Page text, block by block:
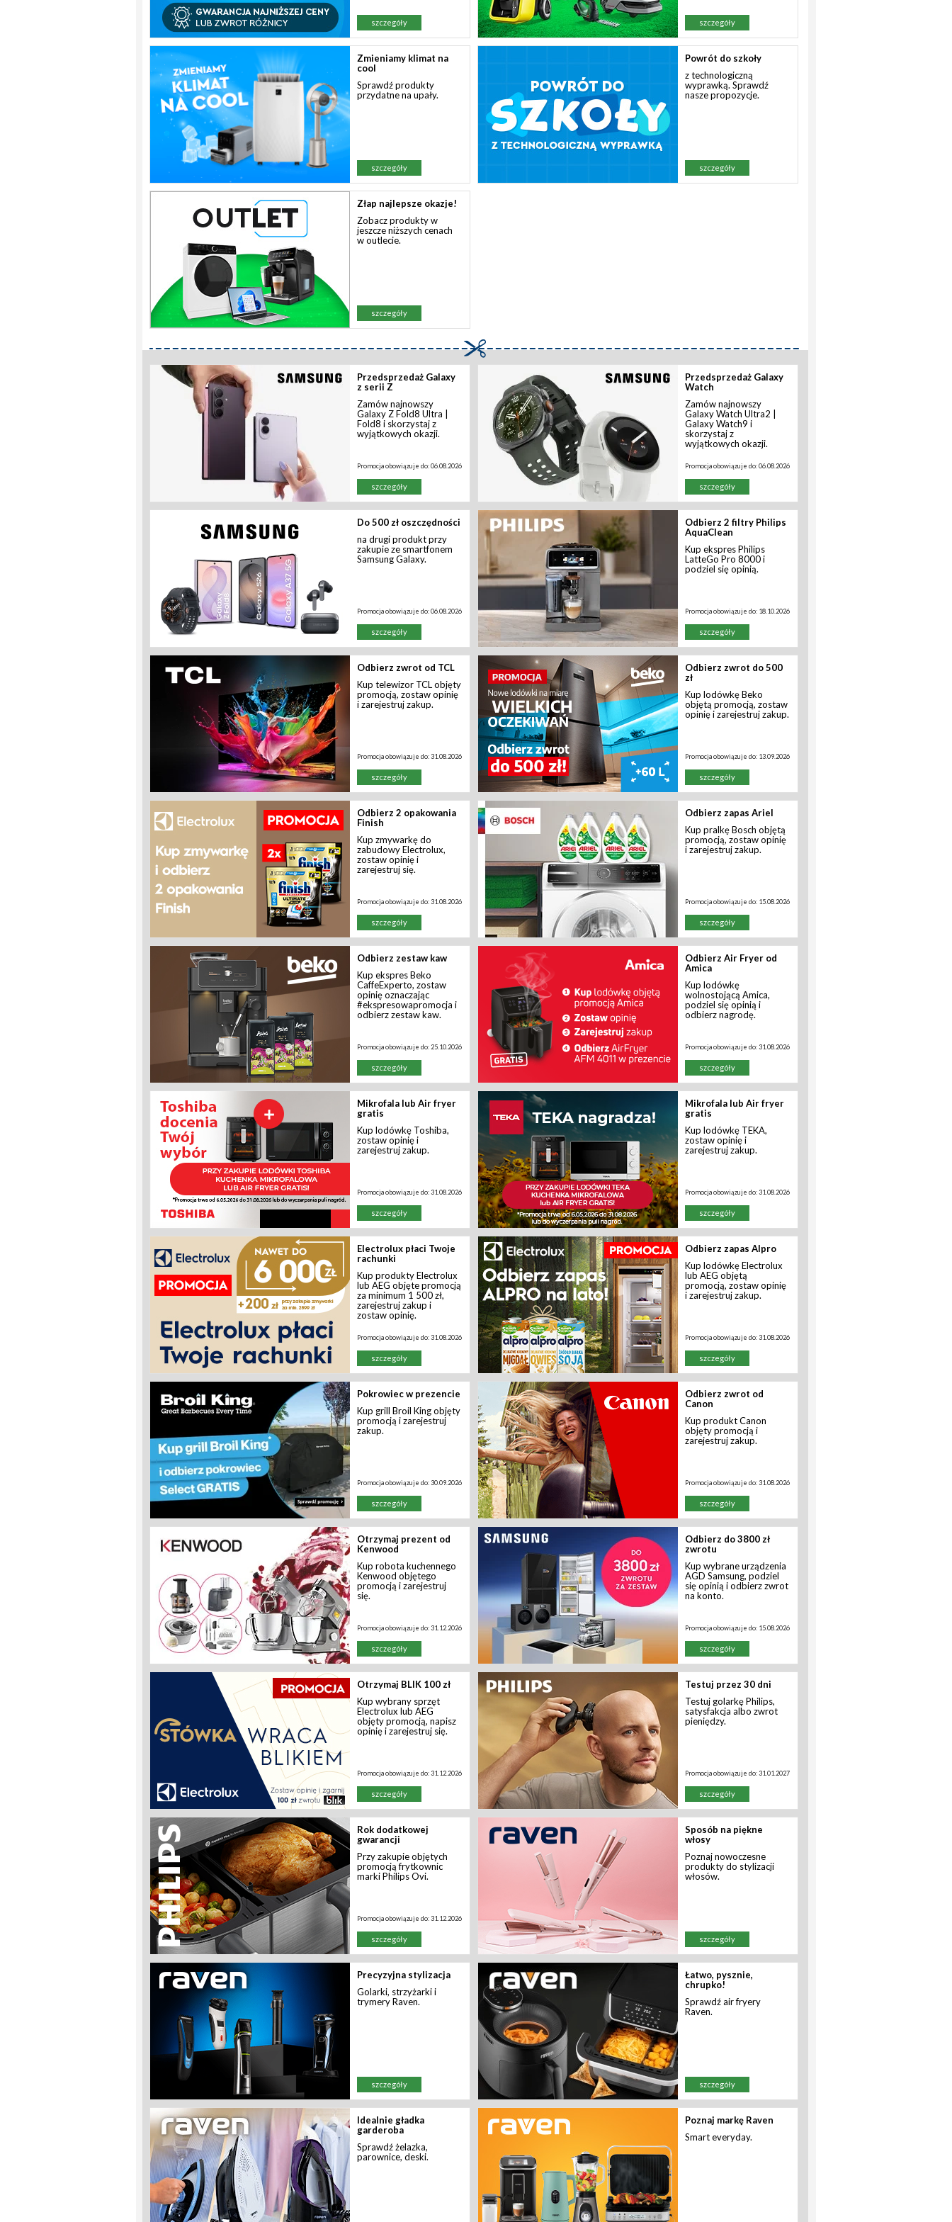
szczegóły szczegóły
Zmieniamy klimat na
cool
Sprawdź produkty
przydatne na upały.
szczegóły
Powrót do szkoły
z technologiczną
wyprawką. Sprawdź
nasze propozycje.
szczegóły
Złap najlepsze okazje!
Zobacz produkty w
jeszcze niższych cenach
w outlecie.
szczegóły
Przedsprzedaż Galaxy
z serii Z
Zamów najnowszy
Galaxy Z Fold8 Ultra |
Fold8 i skorzystaj z
wyjątkowych okazji.
Promocja obowiązuje do:06.08.2026
szczegóły
Przedsprzedaż Galaxy
Watch
Zamów najnowszy
Galaxy Watch Ultra2 |
Galaxy Watch9 i
skorzystaj z
wyjątkowych okazji.
Promocja obowiązuje do:06.08.2026
szczegóły
Do 500 zł oszczędności
na drugi produkt przy
zakupie ze smartfonem
Samsung Galaxy.
Promocja obowiązuje do:06.08.2026
szczegóły
Odbierz 2 filtry Philips
AquaClean
Kup ekspres Philips
LatteGo Pro 8000 i
podziel się opinią.
Promocja obowiązuje do: 18.10.2026
szczegóły
Odbierz zwrot od TCL
Kup telewizor TCL objęty
promocją, zostaw opinię
i zarejestruj zakup.
Promocja obowiązuje do:31.08.2026
szczegóły
Odbierz zwrot do 500
zł
Kup lodówkę Beko
objętą promocją, zostaw
opinię i zarejestruj zakup.
Promocja obowiązuje do: 13.09.2026
szczegóły
Odbierz 2 opakowania
Finish
Kup zmywarkę do
zabudowy Electrolux,
zostaw opinię i
zarejestruj się.
Promocja obowiązuje do:31.08.2026
szczegóły
Odbierz zapas Ariel
Kup pralkę Bosch objętą
promocją, zostaw opinię
i zarejestruj zakup.
Promocja obowiązuje do: 15.08.2026
szczegóły
Odbierz zestaw kaw
Kup ekspres Beko
CaffeExperto, zostaw
opinię oznaczając
#ekspresowapromocja i
odbierz zestaw kaw.
Promocja obowiązuje do: 25.10.2026
szczegóły
Odbierz Air Fryer od
Amica
Kup lodówkę
wolnostojącą Amica,
podziel się opinią i
odbierz nagrodę.
Promocja obowiązuje do:31.08.2026
szczegóły
Mikrofala lub Air fryer
gratis
Kup lodówkę Toshiba,
zostaw opinię i
zarejestruj zakup.
Promocja obowiązuje do:31.08.2026
szczegóły
Mikrofala lub Air fryer
gratis
Kup lodówkę TEKA,
zostaw opinię i
zarejestruj zakup.
Promocja obowiązuje do:31.08.2026
szczegóły
Electrolux płaci Twoje
rachunki
Kup produkty Electrolux
lub AEG objęte promocją
za minimum 1 500 zł,
zarejestruj zakup i
zostaw opinię.
Promocja obowiązuje do:31.08.2026
szczegóły
Odbierz zapas Alpro
Kup lodówkę Electrolux
lub AEG objętą
promocją, zostaw opinię
i zarejestruj zakup.
Promocja obowiązuje do:31.08.2026
szczegóły
Pokrowiec w prezencie
Kup grill Broil King objęty
promocją i zarejestruj
zakup.
Promocja obowiązuje do:30.09.2026
szczegóły
Odbierz zwrot od
Canon
Kup produkt Canon
objęty promocją i
zarejestruj zakup.
Promocja obowiązuje do:31.08.2026
szczegóły
Otrzymaj prezent od
Kenwood
Kup robota kuchennego
Kenwood objętego
promocją i zarejestruj
się.
Promocja obowiązuje do:31.12.2026
szczegóły
Odbierz do 3800 zł
zwrotu
Kup wybrane urządzenia
AGD Samsung, podziel
się opinią i odbierz zwrot
na konto.
Promocja obowiązuje do: 15.08.2026
szczegóły
Otrzymaj BLIK 100 zł
Kup wybrany sprzęt
Electrolux lub AEG
objęty promocją, napisz
opinię i zarejestruj się.
Promocja obowiązuje do:31.12.2026
szczegóły
Testuj przez 30 dni
Testuj golarkę Philips,
satysfakcja albo zwrot
pieniędzy.
Promocja obowiązuje do:31.01.2027
szczegóły
Rok dodatkowej
gwarancji
Przy zakupie objętych
promocją frytkownic
marki Philips Ovi.
Promocja obowiązuje do:31.12.2026
szczegóły
Sposób na piękne
włosy
Poznaj nowoczesne
produkty do stylizacji
włosów.
szczegóły
Precyzyjna stylizacja
Golarki, strzyżarki i
trymery Raven.
szczegóły
Łatwo, pysznie,
chrupko!
Sprawdź air fryery
Raven.
szczegóły
Idealnie gładka
garderoba
Sprawdź żelazka,
parownice, deski.
Poznaj markę Raven
Smart everyday.